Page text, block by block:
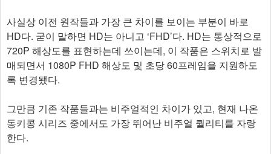
사실상 이전 원작들과 가장 큰 차이를 보이는 부분이 바로
HD다. 굳이 말하면 HD는 아니고 ‘FHD’다. HD는 통상적으로
720P 해상도를 표현하는데 쓰이는데, 이 작품은 스위치로 발
매되면서 1080P FHD 해상도 및 초당 60프레임을 지원하도
록 변경됐다.
그만큼 기존 작품들과는 비주얼적인 차이가 있고, 현재 나온
동키콩 시리즈 중에서도 가장 뛰어난 비주얼 퀄리티를 자랑
한다.